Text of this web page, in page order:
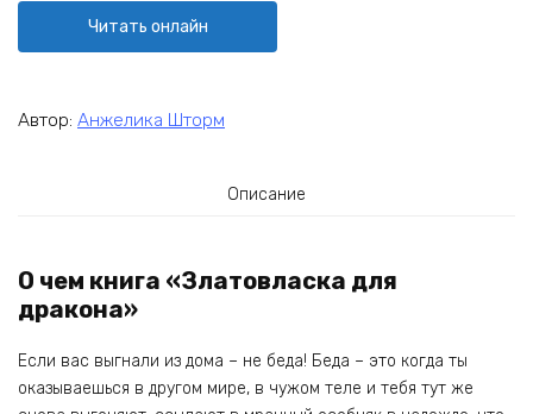
Читать онлайн
Автор: Анжелика Шторм
Описание
О чем книга «Златовласка для
дракона»
Если вас выгнали из дома – не беда! Беда – это когда ты
оказываешься в другом мире, в чужом теле и тебя тут же